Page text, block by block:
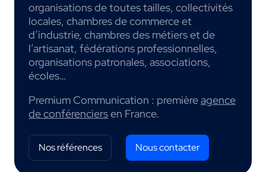
organisations de toutes tailles, collectivités
locales, chambres de commerce et
d’industrie, chambres des métiers et de
l’artisanat, fédérations professionnelles,
organisations patronales, associations,
écoles…
Premium Communication : premièreagence
de conférenciersen France.
Nos références Nous contacter